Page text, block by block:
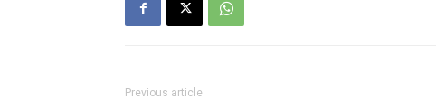
Previous article